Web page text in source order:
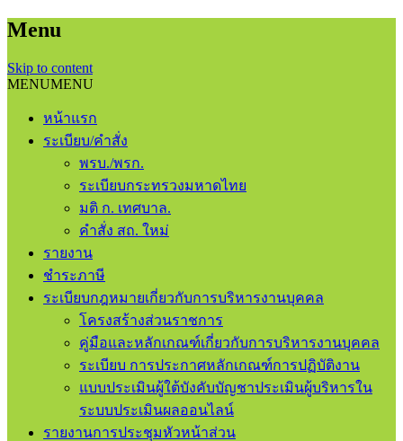
Menu
Skip to content
MENUMENU
หน้าแรก
ระเบียบ/คำสั่ง
พรบ./พรก.
ระเบียบกระทรวงมหาดไทย
มติ ก. เทศบาล.
คำสั่ง สถ. ใหม่
รายงาน
ชําระภาษี
ระเบียบกฎหมายเกี่ยวกับการบริหารงานบุคคล
โครงสร้างส่วนราชการ
คู่มือและหลักเกณฑ์เกี่ยวกับการบริหารงานบุคคล
ระเบียบ การประกาศหลักเกณฑ์การปฏิบัติงาน
แบบประเมินผู้ใต้บังคับบัญชาประเมินผู้บริหารใน
ระบบประเมินผลออนไลน์
รายงานการประชุมหัวหน้าส่วน